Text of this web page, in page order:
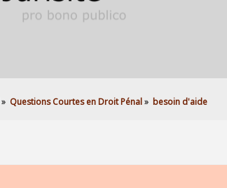
» Questions Courtes en Droit Pénal» besoin d'aide